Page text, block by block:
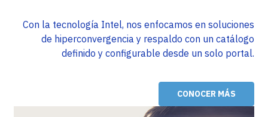
Con la tecnología Intel, nos enfocamos en soluciones
de hiperconvergencia y respaldo con un catálogo
definido y configurable desde un solo portal.
CONOCER MÁS